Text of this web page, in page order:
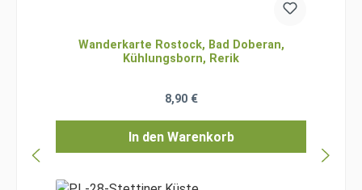
Wanderkarte Rostock, Bad Doberan,
Kühlungsborn, Rerik
Regulärer Preis:
8,90 €
In den Warenkorb